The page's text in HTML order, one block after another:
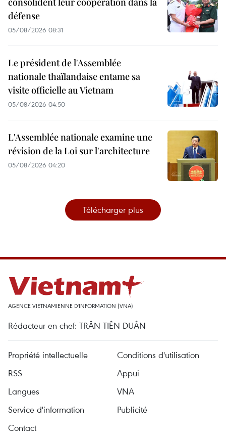
défense
05/08/2026 08:31
Le président de l'Assemblée
nationale thaïlandaise entame sa
visite officielle au Vietnam
05/08/2026 04:50
L'Assemblée nationale examine une
révision de la Loi sur l'architecture
05/08/2026 04:20
Télécharger plus
AGENCE VIETNAMIENNE D'INFORMATION (VNA)
Rédacteur en chef: TRÂN TIÊN DUÂN
Propriété intellectuelle
Conditions d'utilisation
RSS
Appui
Langues
VNA
Service d'information
Publicité
Contact